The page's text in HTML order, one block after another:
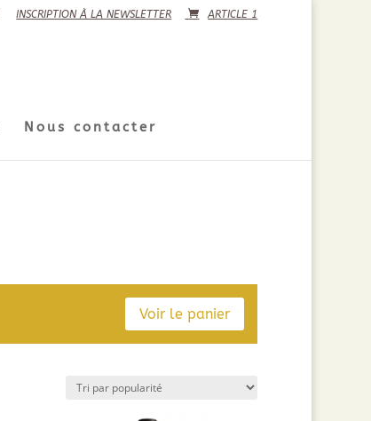
INSCRIPTION À LA NEWSLETTER ARTICLE 1
Nous contacter
Voir le panier